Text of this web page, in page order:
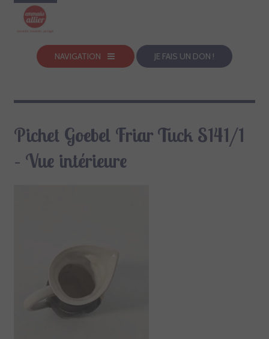
NAVIGATION JE FAIS UN DON !
Pichet Goebel Friar Tuck S141/1
– Vue intérieure